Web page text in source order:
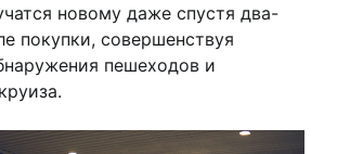
новому даже спустя два-
покупки, совершенствуя
пешеходов и